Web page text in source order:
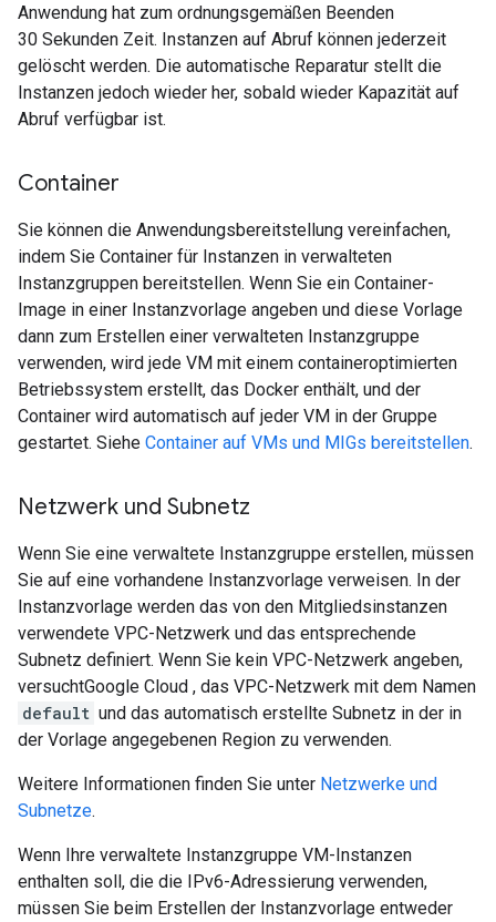
Anwendung hat zum ordnungsgemäßen Beenden
30 Sekunden Zeit. Instanzen auf Abruf können jederzeit
gelöscht werden. Die automatische Reparatur stellt die
Instanzen jedoch wieder her, sobald wieder Kapazität auf
Abruf verfügbar ist.
Container
Sie können die Anwendungsbereitstellung vereinfachen,
indem Sie Container für Instanzen in verwalteten
Instanzgruppen bereitstellen. Wenn Sie ein Container-
Image in einer Instanzvorlage angeben und diese Vorlage
dann zum Erstellen einer verwalteten Instanzgruppe
verwenden, wird jede VM mit einem containeroptimierten
Betriebssystem erstellt, das Docker enthält, und der
Container wird automatisch auf jeder VM in der Gruppe
gestartet. Siehe Container auf VMs und MIGs bereitstellen.
Netzwerk und Subnetz
Wenn Sie eine verwaltete Instanzgruppe erstellen, müssen
Sie auf eine vorhandene Instanzvorlage verweisen. In der
Instanzvorlage werden das von den Mitgliedsinstanzen
verwendete VPC-Netzwerk und das entsprechende
Subnetz definiert. Wenn Sie kein VPC-Netzwerk angeben,
versuchtGoogle Cloud , das VPC-Netzwerk mit dem Namen
default und das automatisch erstellte Subnetz in der in
der Vorlage angegebenen Region zu verwenden.
Weitere Informationen finden Sie unter Netzwerke und
Subnetze.
Wenn Ihre verwaltete Instanzgruppe VM-Instanzen
enthalten soll, die die IPv6-Adressierung verwenden,
müssen Sie beim Erstellen der Instanzvorlage entweder